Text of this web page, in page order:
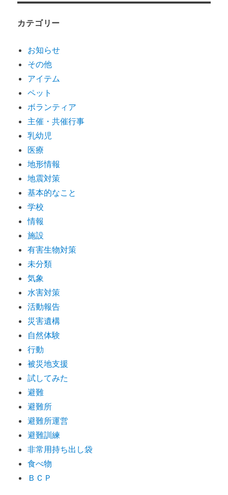
カテゴリー
お知らせ
その他
アイテム
ペット
ボランティア
主催・共催行事
乳幼児
医療
地形情報
地震対策
基本的なこと
学校
情報
施設
有害生物対策
未分類
気象
水害対策
活動報告
災害遺構
自然体験
行動
被災地支援
試してみた
避難
避難所
避難所運営
避難訓練
非常用持ち出し袋
食べ物
ＢＣＰ